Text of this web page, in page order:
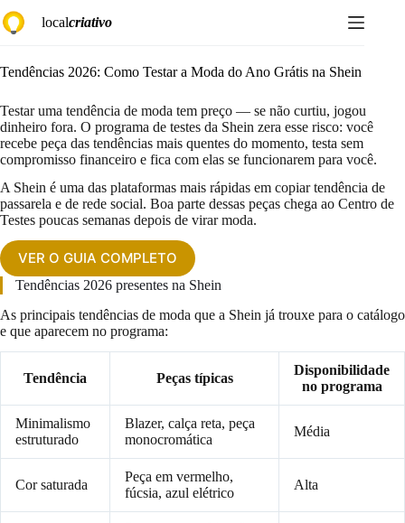
para
localcriativo
Tendências 2026: Como Testar a Moda do Ano Grátis na Shein
Testar uma tendência de moda tem preço — se não curtiu, jogou
dinheiro fora. O programa de testes da Shein zera esse risco: você
recebe peça das tendências mais quentes do momento, testa sem
compromisso financeiro e fica com elas se funcionarem para você.
A Shein é uma das plataformas mais rápidas em copiar tendência de
passarela e de rede social. Boa parte dessas peças chega ao Centro de
Testes poucas semanas depois de virar moda.
VER O GUIA COMPLETO
Tendências 2026 presentes na Shein
As principais tendências de moda que a Shein já trouxe para o catálogo
e que aparecem no programa:
Tendência Peças típicas
Disponibilidade
no programa
Minimalismo
estruturado
Blazer, calça reta, peça
monocromática
Média
Cor saturada
Peça em vermelho,
fúcsia, azul elétrico
Alta